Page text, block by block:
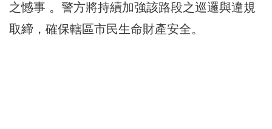
之憾事 。警方將持續加強該路段之巡邏與違規
取締，確保轄區市民生命財產安全。